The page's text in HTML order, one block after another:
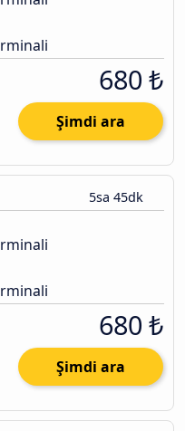
680 ₺
Şimdi ara
5sa 45dk
680 ₺
Şimdi ara